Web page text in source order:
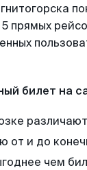
билет на
и до
чем